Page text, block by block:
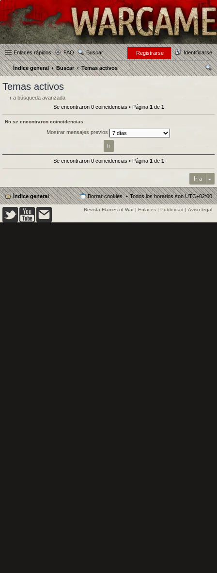
Enlaces rápidos FAQ Buscar Identificarse
Registrarse
Índice general Buscar
Temas activos
Temas activos
Ir a búsqueda avanzada
Se encontraron 0 coincidencias • Página 1de 1
No se encontraron coincidencias.
Mostrar mensajes previos
Se encontraron 0 coincidencias • Página 1de 1
Ir a
Índice general Todos los horarios sonUTC+02:00
Borrar cookies
Revista Flames of War | Enlaces | Publicidad | Aviso legal